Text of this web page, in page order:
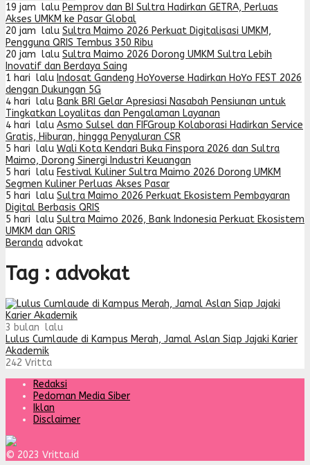
19 jam lalu Pemprov dan BI Sultra Hadirkan GETRA, Perluas
Akses UMKM ke Pasar Global
20 jam lalu Sultra Maimo 2026 Perkuat Digitalisasi UMKM,
Pengguna QRIS Tembus 350 Ribu
20 jam lalu Sultra Maimo 2026 Dorong UMKM Sultra Lebih
Inovatif dan Berdaya Saing
1 hari lalu Indosat Gandeng HoYoverse Hadirkan HoYo FEST 2026
dengan Dukungan 5G
4 hari lalu Bank BRI Gelar Apresiasi Nasabah Pensiunan untuk
Tingkatkan Loyalitas dan Pengalaman Layanan
4 hari lalu Asmo Sulsel dan FIFGroup Kolaborasi Hadirkan Service
Gratis, Hiburan, hingga Penyaluran CSR
5 hari lalu Wali Kota Kendari Buka Finspora 2026 dan Sultra
Maimo, Dorong Sinergi Industri Keuangan
5 hari lalu Festival Kuliner Sultra Maimo 2026 Dorong UMKM
Segmen Kuliner Perluas Akses Pasar
5 hari lalu Sultra Maimo 2026 Perkuat Ekosistem Pembayaran
Digital Berbasis QRIS
5 hari lalu Sultra Maimo 2026, Bank Indonesia Perkuat Ekosistem
UMKM dan QRIS
Beranda advokat
Tag : advokat
3 bulan lalu
Lulus Cumlaude di Kampus Merah, Jamal Aslan Siap Jajaki Karier
Akademik
242 Vritta
Redaksi
Pedoman Media Siber
Iklan
Disclaimer
© 2023 Vritta.id